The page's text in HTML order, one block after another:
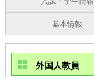
基本情報
外国人教員